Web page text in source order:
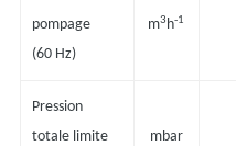
pompage
(60 Hz)
m3 h-1
Pression
totale limite
mbar